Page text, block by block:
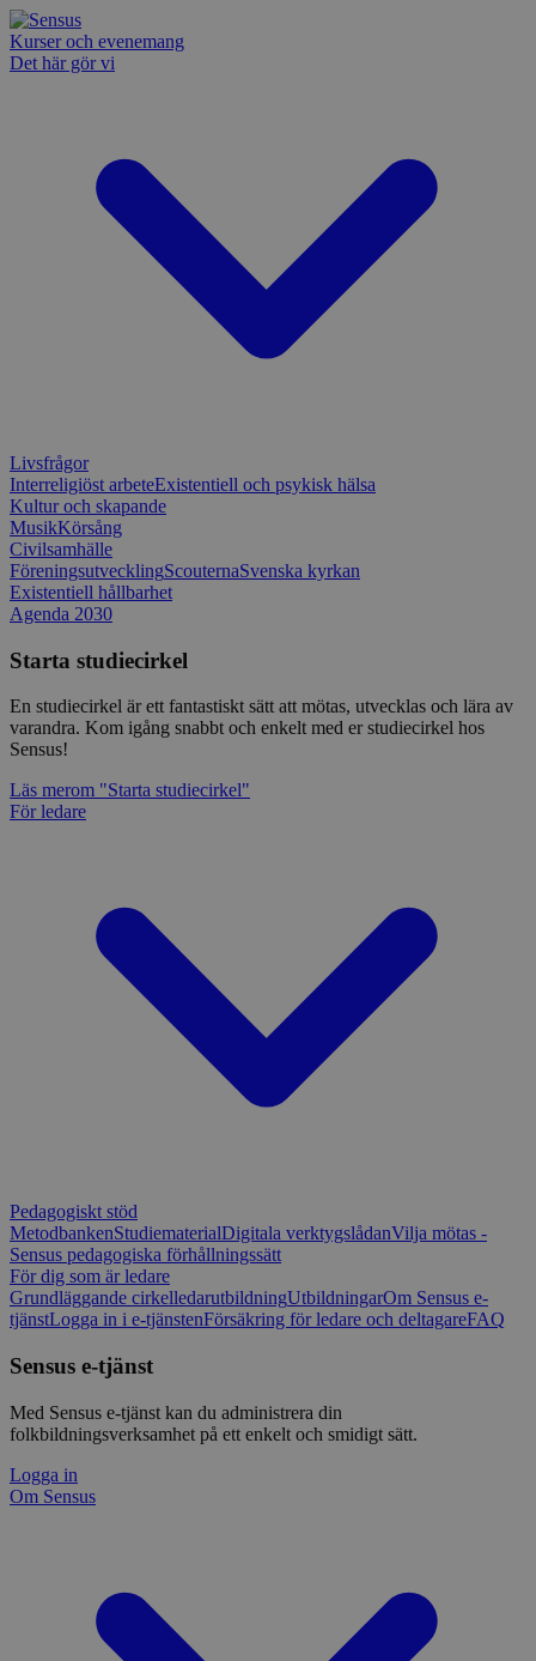
Kurser och evenemang
Det här gör vi
Livsfrågor
Interreligiöst arbeteExistentiell och psykisk hälsa
Kultur och skapande
MusikKörsång
Civilsamhälle
FöreningsutvecklingScouternaSvenska kyrkan
Existentiell hållbarhet
Agenda 2030
Starta studiecirkel
En studiecirkel är ett fantastiskt sätt att mötas, utvecklas och lära av
varandra. Kom igång snabbt och enkelt med er studiecirkel hos
Sensus!
Läs merom "Starta studiecirkel"
För ledare
Pedagogiskt stöd
MetodbankenStudiematerialDigitala verktygslådanVilja mötas -
Sensus pedagogiska förhållningssätt
För dig som är ledare
Grundläggande cirkelledarutbildningUtbildningarOm Sensus e-
tjänstLogga in i e-tjänstenFörsäkring för ledare och deltagareFAQ
Sensus e-tjänst
Med Sensus e-tjänst kan du administrera din
folkbildningsverksamhet på ett enkelt och smidigt sätt.
Logga in
Om Sensus